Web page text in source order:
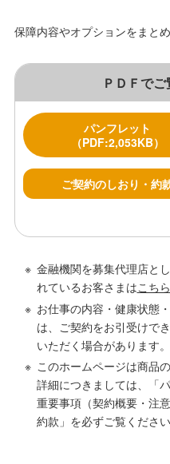
保障内容やオプションをまと
ＰＤＦで
パンフレット
（PDF:2,053KB）
ご契約のしおり・約
金融機関を募集代理店と
れているお客さまはこちら
お仕事の内容・健康状態
は、ご契約をお引受けで
いただく場合があります。
このホームページは商品
詳細につきましては、「
重要事項（契約概要・注
約款」を必ずご覧ください